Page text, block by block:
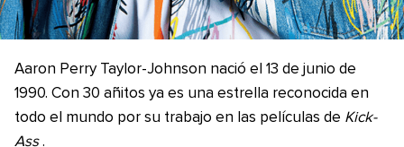
Aaron Perry Taylor-Johnson nació el 13 de junio de
1990. Con 30 añitos ya es una estrella reconocida en
todo el mundo por su trabajo en las películas de Kick-
Ass .